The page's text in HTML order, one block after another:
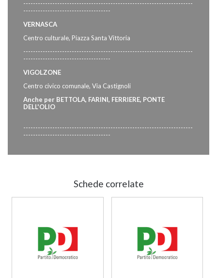
----------------------------------------------------------------------
------------------------------------
VERNASCA
Centro culturale, Piazza Santa Vittoria
----------------------------------------------------------------------
------------------------------------
VIGOLZONE
Centro civico comunale, Via Castignoli
Anche per BETTOLA, FARINI, FERRIERE, PONTE
DELL'OLIO
----------------------------------------------------------------------
------------------------------------
Schede correlate